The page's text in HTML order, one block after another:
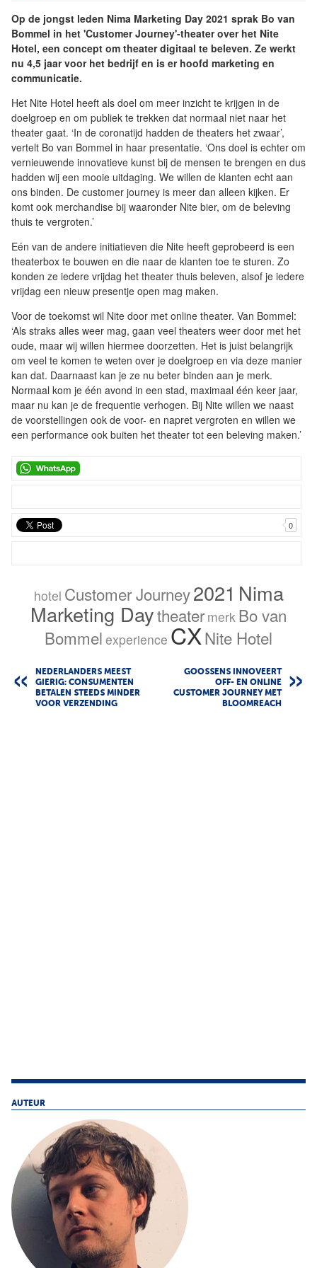
Op de jongst leden Nima Marketing Day 2021 sprak Bo van
Bommel in het 'Customer Journey'-theater over het Nite
Hotel, een concept om theater digitaal te beleven. Ze werkt
nu 4,5 jaar voor het bedrijf en is er hoofd marketing en
communicatie.
Het Nite Hotel heeft als doel om meer inzicht te krijgen in de
doelgroep en om publiek te trekken dat normaal niet naar het
theater gaat. ‘In de coronatijd hadden de theaters het zwaar’,
vertelt Bo van Bommel in haar presentatie. ‘Ons doel is echter om
vernieuwende innovatieve kunst bij de mensen te brengen en dus
hadden wij een mooie uitdaging. We willen de klanten echt aan
ons binden. De customer journey is meer dan alleen kijken. Er
komt ook merchandise bij waaronder Nite bier, om de beleving
thuis te vergroten.’
Eén van de andere initiatieven die Nite heeft geprobeerd is een
theaterbox te bouwen en die naar de klanten toe te sturen. Zo
konden ze iedere vrijdag het theater thuis beleven, alsof je iedere
vrijdag een nieuw presentje open mag maken.
Voor de toekomst wil Nite door met online theater. Van Bommel:
‘Als straks alles weer mag, gaan veel theaters weer door met het
oude, maar wij willen hiermee doorzetten. Het is juist belangrijk
om veel te komen te weten over je doelgroep en via deze manier
kan dat. Daarnaast kan je ze nu beter binden aan je merk.
Normaal kom je één avond in een stad, maximaal één keer jaar,
maar nu kan je de frequentie verhogen. Bij Nite willen we naast
de voorstellingen ook de voor- en napret vergroten en willen we
een performance ook buiten het theater tot een beleving maken.’
0
hotel Customer Journey2021 Nima
Marketing Daytheater merk Bo van
Bommel experience CXNite Hotel
NEDERLANDERS MEEST
GIERIG: CONSUMENTEN
BETALEN STEEDS MINDER
VOOR VERZENDING
GOOSSENS INNOVEERT
OFF- EN ONLINE
CUSTOMER JOURNEY MET
BLOOMREACH
AUTEUR